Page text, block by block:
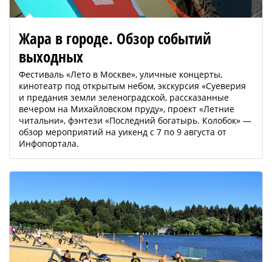
Жара в городе. Обзор событий
выходных
Фестиваль «Лето в Москве», уличные концерты,
кинотеатр под открытым небом, экскурсия «Суеверия
и предания земли зеленоградской, рассказанные
вечером на Михайловском пруду», проект «Летние
читальни», фэнтези «Последний богатырь. Колобок» —
обзор мероприятий на уикенд с 7 по 9 августа от
Инфопортала.